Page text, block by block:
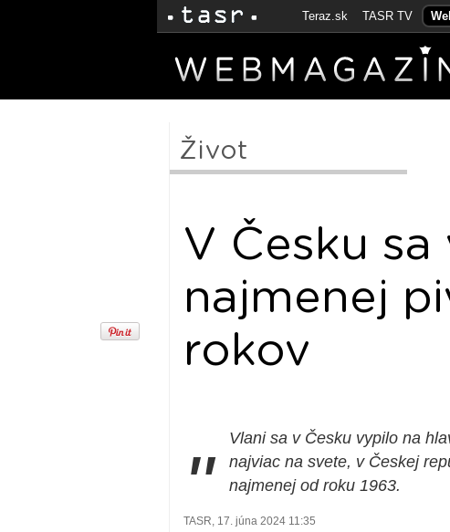
Teraz.sk TASR TV
Život
V Česku
najmenej
rokov
"
Vlani sa v Česku vypilo na
najviac na svete, v Českej
najmenej od roku 1963.
TASR, 17. júna 2024 11:35